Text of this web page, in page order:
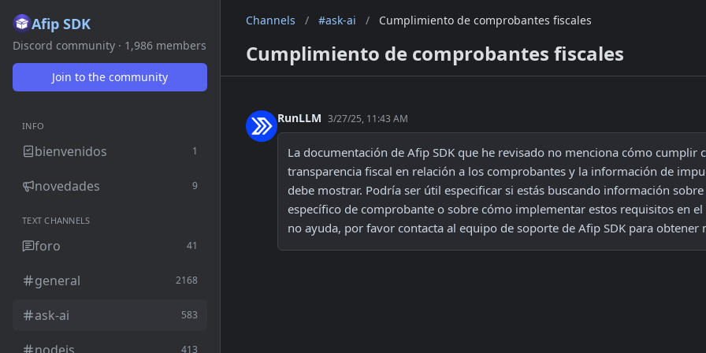
Afip SDK
Discord community · 1,986 members
Join to the community
INFO
bienvenidos 1
novedades 9
TEXT CHANNELS
foro 41
general 2168
ask-ai 583
413
Channels / #ask-ai / Cumplimiento de comprobantes fiscales
Cumplimiento de comprobantes fiscales
RunLLM 3/27/25, 11:43 AM
La documentación de Afip SDK que he revisado no menciona cómo cumplir
transparencia fiscal en relación a los comprobantes y la información de
debe mostrar. Podría ser útil especificar si estás buscando información
específico de comprobante o sobre cómo implementar estos requisitos en el
no ayuda, por favor contacta al equipo de soporte de Afip SDK para obtener